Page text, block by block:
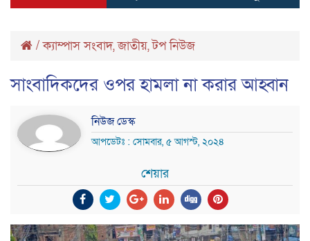
/ক্যাম্পাস সংবাদ,জাতীয়,টপ নিউজ
সাংবাদিকদের ওপর হামলা না করার আহ্বান
নিউজ ডেস্ক
আপডেটঃ : সোমবার, ৫ আগস্ট, ২০২৪
শেয়ার